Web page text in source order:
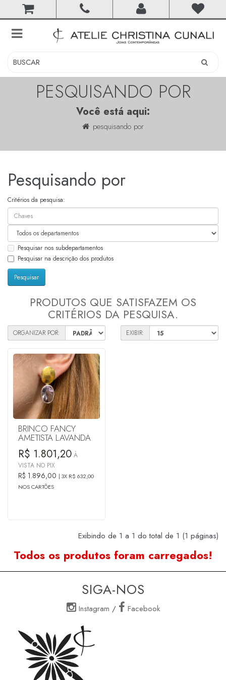
toggle
PESQUISANDO POR
Você está aqui:
pesquisando por
Pesquisando por
Critérios da pesquisa:
Pesquisar nos subdepartamentos
Pesquisar na descrição dos produtos
PRODUTOS QUE SATISFAZEM OS
CRITÉRIOS DA PESQUISA.
ORGANIZAR POR: EXIBIR:
BRINCO FANCY
AMETISTA LAVANDA
R$ 1.801,20 À
VISTA NO PIX
R$ 1.896,00
3X R$ 632,00
NOS CARTÕES
Exibindo de 1 a 1 do total de 1 (1 páginas)
Todos os produtos foram carregados!
SIGA-NOS
Instagram / Facebook